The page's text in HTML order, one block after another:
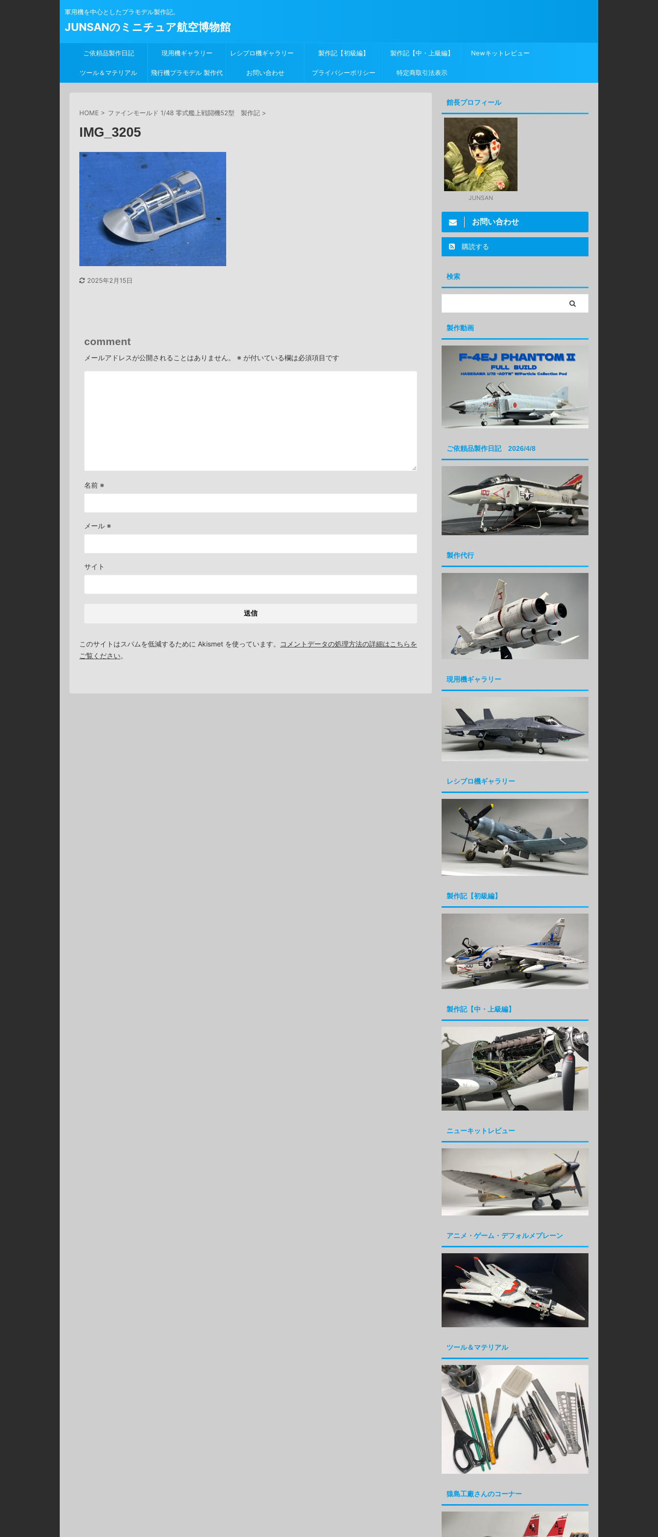
軍用機を中心としたプラモデル製作記。
JUNSANのミニチュア航空博物館
ご依頼品製作日記 現用機ギャラリー レシプロ機ギャラリー 製作記【初級編】 製作記【中・上級編】 Newキットレビュー
ツール＆マテリアル 飛行機プラモデル 製作代 お問い合わせ プライバシーポリシー 特定商取引法表示
HOME > ファインモールド 1/48 零式艦上戦闘機52型 製作記 >
IMG_3205
2025年2月15日
comment
メールアドレスが公開されることはありません。 ※ が付いている欄は必須項目です
名前 ※
メール ※
サイト
このサイトはスパムを低減するために Akismet を使っています。
コメントデータの処理方法の詳細はこちらを
ご覧ください。
館長プロフィール
JUNSAN
お問い合わせ
購読する
検索
製作動画
ご依頼品製作日記 2026/4/8
製作代行
現用機ギャラリー
レシプロ機ギャラリー
製作記【初級編】
製作記【中・上級編】
ニューキットレビュー
アニメ・ゲーム・デフォルメプレーン
ツール＆マテリアル
猿島工廠さんのコーナー